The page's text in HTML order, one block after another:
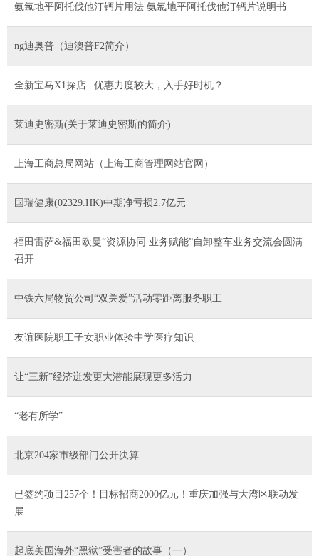
氨氯地平阿托伐他汀钙片用法 氨氯地平阿托伐他汀钙片说明书
ng迪奥普（迪澳普F2简介）
全新宝马X1探店 | 优惠力度较大，入手好时机？
莱迪史密斯(关于莱迪史密斯的简介)
上海工商总局网站（上海工商管理网站官网）
国瑞健康(02329.HK)中期净亏损2.7亿元
福田雷萨&福田欧曼“资源协同 业务赋能”自卸整车业务交流会圆满
召开
中铁六局物贸公司“双关爱”活动零距离服务职工
友谊医院职工子女职业体验中学医疗知识
让“三新”经济迸发更大潜能展现更多活力
“老有所学”
北京204家市级部门公开决算
已签约项目257个！目标招商2000亿元！重庆加强与大湾区联动发
展
起底美国海外“黑狱”受害者的故事（一）